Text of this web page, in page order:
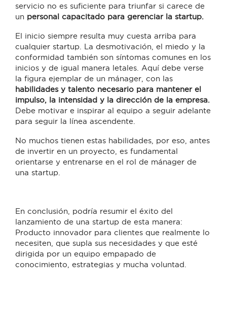
servicio no es suficiente para triunfar si carece de
un personal capacitado para gerenciar la startup.
El inicio siempre resulta muy cuesta arriba para
cualquier startup. La desmotivación, el miedo y la
conformidad también son síntomas comunes en los
inicios y de igual manera letales. Aquí debe verse
la figura ejemplar de un mánager, con las
habilidades y talento necesario para mantener el
impulso, la intensidad y la dirección de la empresa.
Debe motivar e inspirar al equipo a seguir adelante
para seguir la línea ascendente.
No muchos tienen estas habilidades, por eso, antes
de invertir en un proyecto, es fundamental
orientarse y entrenarse en el rol de mánager de
una startup.
En conclusión, podría resumir el éxito del
lanzamiento de una startup de esta manera:
Producto innovador para clientes que realmente lo
necesiten, que supla sus necesidades y que esté
dirigida por un equipo empapado de
conocimiento, estrategias y mucha voluntad.